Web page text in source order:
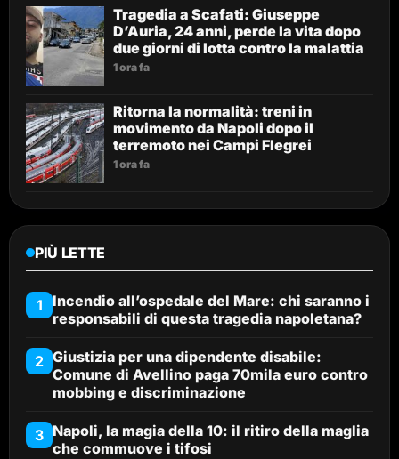
Tragedia a Scafati: Giuseppe
D’Auria, 24 anni, perde la vita dopo
due giorni di lotta contro la malattia
1 ora fa
Ritorna la normalità: treni in
movimento da Napoli dopo il
terremoto nei Campi Flegrei
1 ora fa
PIÙ LETTE
1
Incendio all’ospedale del Mare: chi saranno i
responsabili di questa tragedia napoletana?
2 Giustizia per una dipendente disabile:
Comune di Avellino paga 70mila euro contro
mobbing e discriminazione
3 Napoli, la magia della 10: il ritiro della maglia
che commuove i tifosi